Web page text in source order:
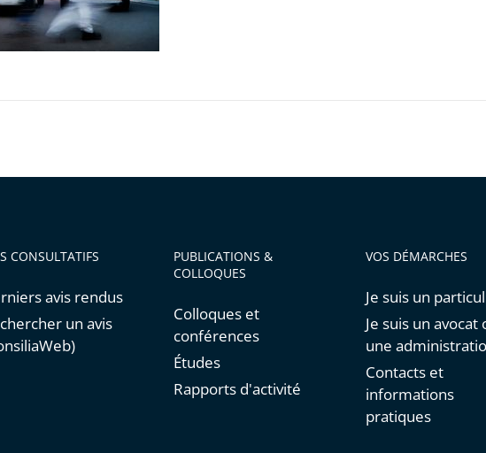
CONSULTATIFS
avis rendus
un avis
PUBLICATIONS &
COLLOQUES
Colloques et
conférences
Études
Rapports d'activité
VOS DÉMARCHES
Je suis un
Je suis un avocat
une
Contacts et
informations
pratiques